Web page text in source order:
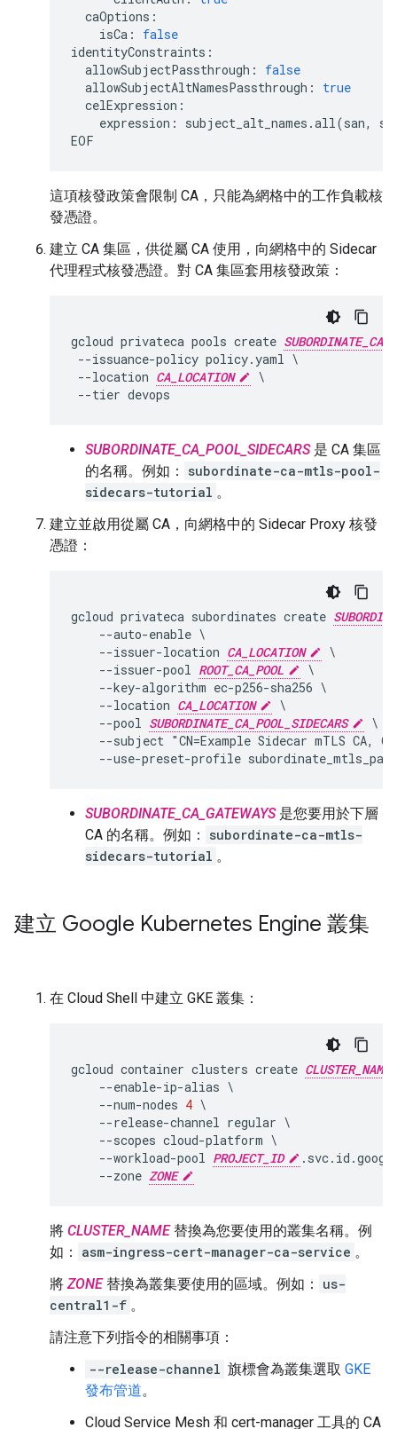
caOptions :
isCa :
false
identityConstraints :
allowSubjectPassthrough :
false
allowSubjectAltNamesPassthrough :
true
celExpression :
expression : subject_alt_names .all(san,
EOF
這項核發政策會限制 CA，只能為網格中的工作負載核
發憑證。
建立 CA 集區，供從屬 CA 使用，向網格中的 Sidecar
代理程式核發憑證。對 CA 集區套用核發政策：
gcloud privateca pools create
--issuance-policy policy.yaml \
--location CA_LOCATION
\
SUBORDINATE_CA_POOL_SIDECARS是 CA 集區
的名稱。例如：
subordinate-ca-mtls-pool-
sidecars-tutorial 。
建立並啟用從屬 CA，向網格中的 Sidecar Proxy 核發
憑證：
gcloud privateca subordinates create
    --auto-enable \
    --issuer-location
CA_LOCATION
\
    --issuer-pool
ROOT_CA_POOL
\
    --key-algorithm ec-p256-sha256 \
    --location
CA_LOCATION
\
    --pool
SUBORDINATE_CA_POOL_SIDECARS
\
--subject "CN=Example Sidecar mTLS CA,
SUBORDINATE_CA_GATEWAYS是您要用於下層
CA 的名稱。例如：
subordinate-ca-mtls-
sidecars-tutorial 。
建立 Google Kubernetes Engine 叢集
在 Cloud Shell 中建立 GKE 叢集：
gcloud container clusters create CLUSTER_NAME
--enable-ip-alias
--num-nodes 4
--release-channel regular
--scopes cloud-platform
--workload-pool PROJECT_ID . svc.id.goog
--zone ZONE
將 CLUSTER_NAME替換為您要使用的叢集名稱。例
如：
asm-ingress-cert-manager-ca-service 。
將ZONE替換為叢集要使用的區域。例如：
us-
central1-f 。
請注意下列指令的相關事項：
--release-channel 旗標會為叢集選取 GKE
發布管道。
Cloud Service Mesh 和 cert-manager 工具的 CA